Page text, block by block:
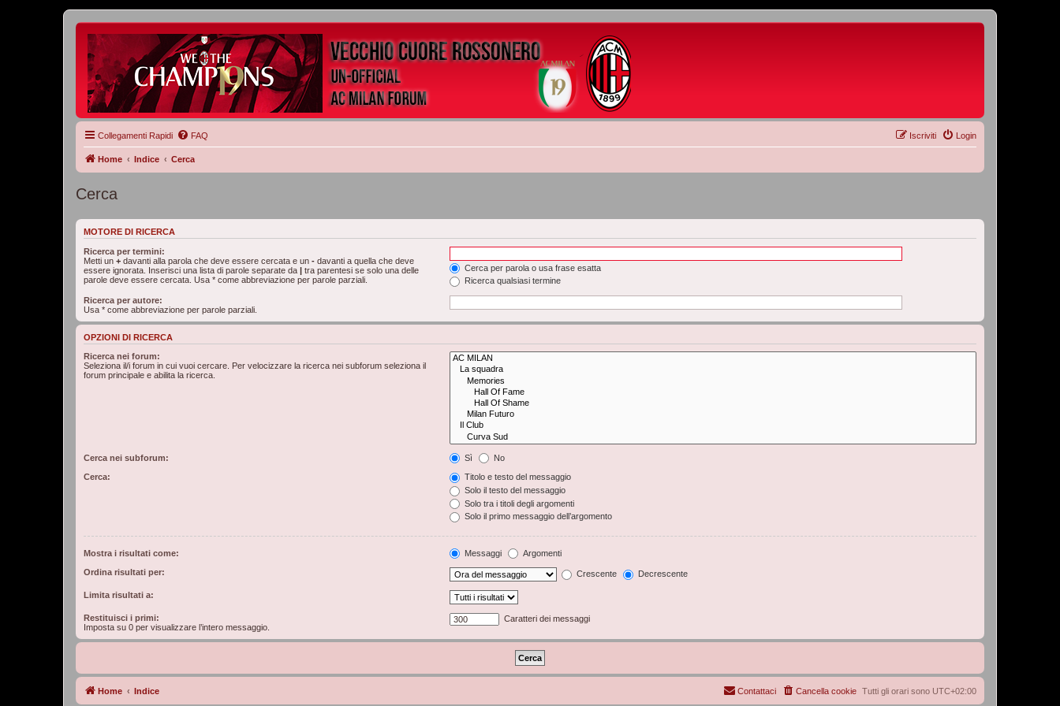
Collegamenti Rapidi FAQ Login
Iscriviti
Home Indice Cerca
Cerca
MOTORE DI RICERCA
Ricerca per termini:
Metti un + davanti alla parola che deve essere cercata e un - davanti a quella che deve
essere ignorata. Inserisci una lista di parole separate da | tra parentesi se solo una delle
parole deve essere cercata. Usa * come abbreviazione per parole parziali.
Cerca per parola o usa frase esatta
Ricerca qualsiasi termine
Ricerca per autore:
Usa * come abbreviazione per parole parziali.
OPZIONI DI RICERCA
Ricerca nei forum:
Seleziona il/i forum in cui vuoi cercare. Per velocizzare la ricerca nei subforum seleziona il
forum principale e abilita la ricerca.
Cerca nei subforum: Sì No
Cerca:
Titolo e testo del messaggio
Solo il testo del messaggio
Solo tra i titoli degli argomenti
Solo il primo messaggio dell’argomento
Mostra i risultati come: Messaggi Argomenti
Ordina risultati per: Crescente Decrescente
Limita risultati a:
Restituisci i primi:
Imposta su 0 per visualizzare l’intero messaggio.
Caratteri dei messaggi
Home Indice Tutti gli orari sono UTC+02:00
Cancella cookie
Contattaci